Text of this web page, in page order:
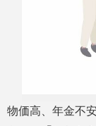
物価高、年金不